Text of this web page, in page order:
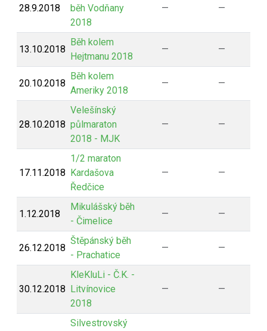
28.9.2018
běh Vodňany
2018
— —
13.10.2018
Běh kolem
Hejtmanu 2018
— —
20.10.2018
Běh kolem
Ameriky 2018
— —
28.10.2018
Velešínský
půlmaraton
2018 - MJK
— —
17.11.2018
1/2 maraton
Kardašova
Ředčice
— —
1.12.2018
Mikulášský běh
- Čimelice
— —
26.12.2018
Štěpánský běh
- Prachatice
— —
30.12.2018
KleKluLi - Č.K. -
Litvínovice
2018
— —
Silvestrovský